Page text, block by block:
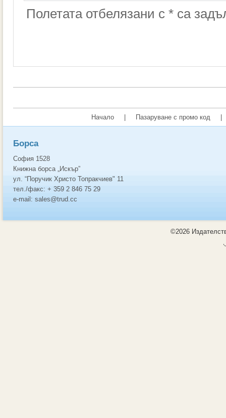
Полетата отбелязани с * са
Начало Пазаруване с промо код
Борса
София 1528
Книжна борса „Искър”
ул. “Поручик Христо Топракчиев" 11
тел./факс: + 359 2 846 75 29
e-mail: sales@trud.cc
©2026